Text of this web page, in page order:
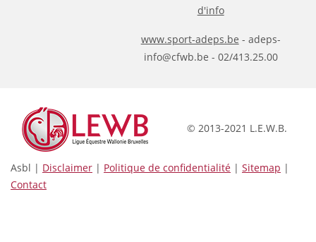
d'info
www.sport-adeps.be - adeps-
info@cfwb.be - 02/413.25.00
© 2013-2021 L.E.W.B.
Asbl | Disclaimer | Politique de confidentialité | Sitemap |
Contact